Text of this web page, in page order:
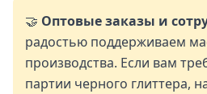
🤝 Оптовые заказы и
радостью поддерживаем
производства. Если вам
партии черного глиттера,